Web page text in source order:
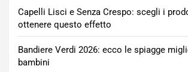
Capelli Lisci e Senza Crespo: scegli i
ottenere questo effetto
Bandiere Verdi 2026: ecco le spiagge
bambini